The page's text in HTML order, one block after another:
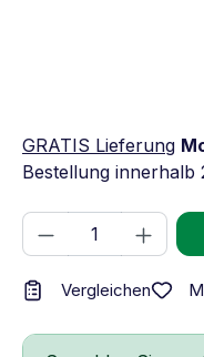
GRATIS Lieferung
Bestellung innerhalb
Produkt
Vergleichen